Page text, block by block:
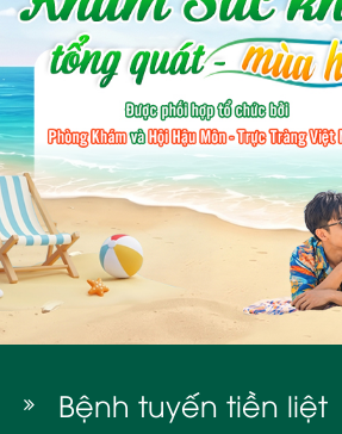
Bệnh tuyến tiền liệt